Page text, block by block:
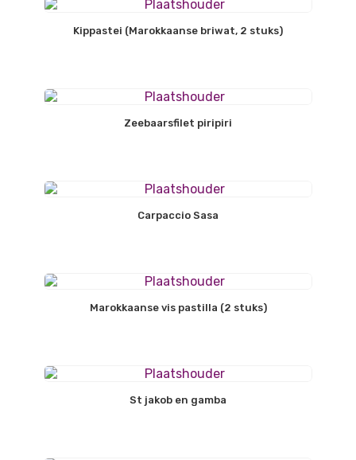
Kippastei (Marokkaanse briwat, 2 stuks)
Zeebaarsfilet piripiri
Carpaccio Sasa
Marokkaanse vis pastilla (2 stuks)
St jakob en gamba